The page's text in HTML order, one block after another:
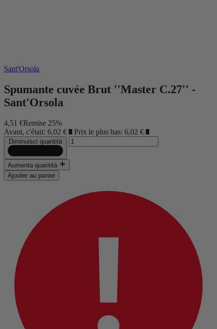
Sant'Orsola
Spumante cuvée Brut ''Master C.27'' -
Sant'Orsola
4,51 €Remise 25%
Avant, c'était: 6,02 € ? Prix le plus bas: 6,02 € ?
Diminuisci quantità
Aumenta quantità
Ajouter au panier